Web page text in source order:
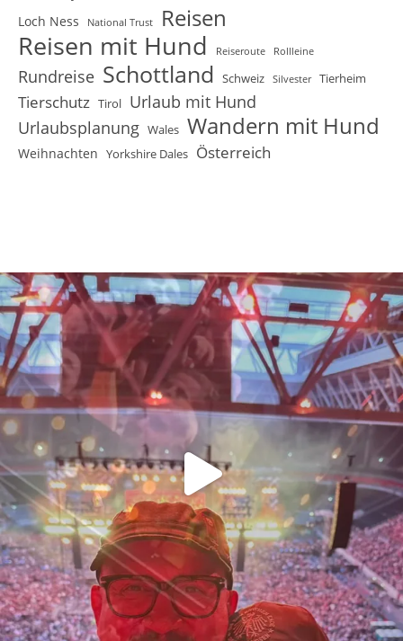
Loch Ness National Trust Reisen
Reisen mit Hund Reiseroute Rollleine
Rundreise Schottland Schweiz Silvester Tierheim
Tierschutz Tirol Urlaub mit Hund
Urlaubsplanung Wales Wandern mit Hund
Weihnachten Yorkshire Dales Österreich